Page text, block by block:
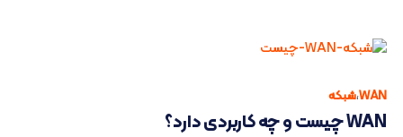
WAN،شبکه
WAN چیست و چه کاربردی دارد؟